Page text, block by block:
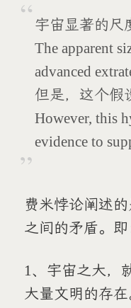
宇宙显著的尺
The apparent
advanced
但是，这个假
However, this
evidence to
费米悖论阐述
之间的矛盾。即
1、宇宙之大，
大量文明的存